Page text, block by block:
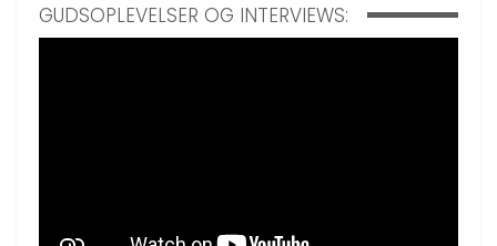
GUDSOPLEVELSER OG INTERVIEWS: